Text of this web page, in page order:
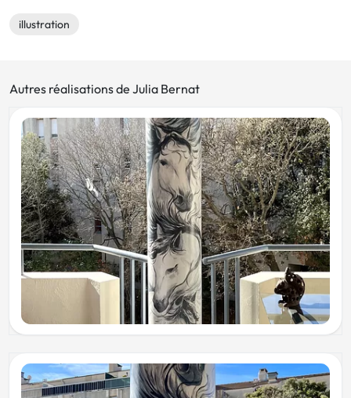
illustration
Autres réalisations de Julia Bernat